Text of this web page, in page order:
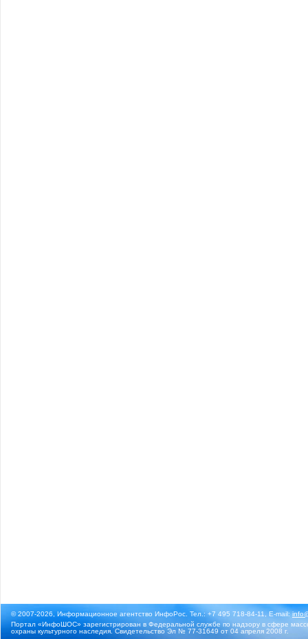
© 2007-2026, Информационное агентство ИнфоРос. Тел.: +7 495 718-84-11, E-mail:
Портал «ИнфоШОС» зарегистрирован в Федеральной службе по надзору в сфере
охраны культурного наследия. Свидетельство Эл № 77-31649 от 04 апреля 2008 г.